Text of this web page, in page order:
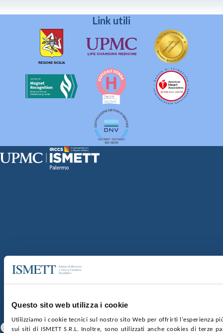
Questo sito web utilizza i cookie
Utilizziamo i cookie tecnici sul nostro sito Web per offrirti l'esperienza
sui siti di ISMETT S.R.L. Inoltre, sono utilizzati anche cookies di terze
Link utili
SOCIETÀ TRASPARENTE
GARE E CONTRATTI
SOSTIENICIMAPPA DEL SITOACCESSIBILITÀ
SEGUICI SU
Facebook Linkedin Youtube